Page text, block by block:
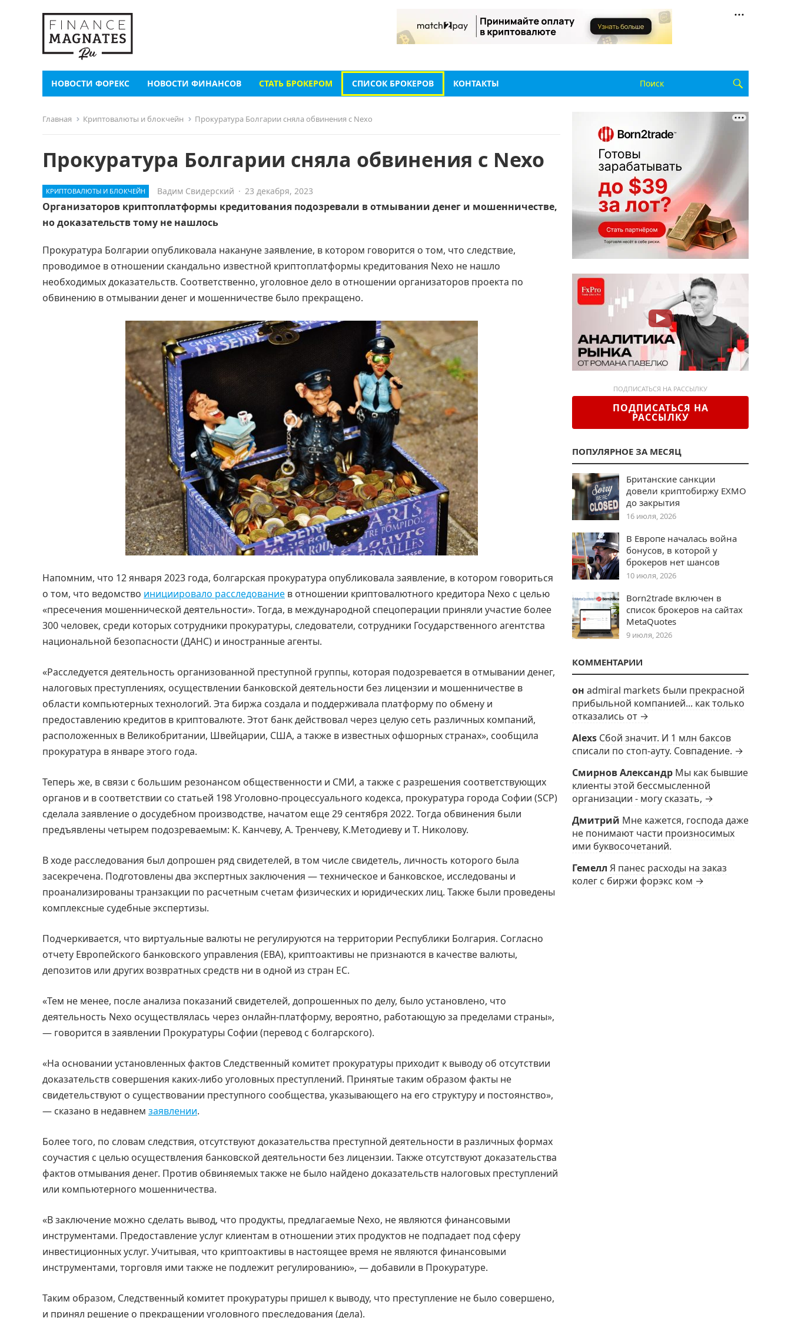
НОВОСТИ ФОРЕКС НОВОСТИ ФИНАНСОВ СТАТЬ БРОКЕРОМ СПИСОК БРОКЕРОВ КОНТАКТЫ
Главная Криптовалюты и блокчейн Прокуратура Болгарии сняла обвинения с Nexo
Прокуратура Болгарии сняла обвинения с Nexo
КРИПТОВАЛЮТЫ И БЛОКЧЕЙН Вадим Свидерский · 23 декабря, 2023
Организаторов криптоплатформы кредитования подозревали в отмывании денег и мошенничестве,
но доказательств тому не нашлось
Прокуратура Болгарии опубликовала накануне заявление, в котором говорится о том, что следствие,
проводимое в отношении скандально известной криптоплатформы кредитования Nexo не нашло
необходимых доказательств. Соответственно, уголовное дело в отношении организаторов проекта по
обвинению в отмывании денег и мошенничестве было прекращено.
Напомним, что 12 января 2023 года, болгарская прокуратура опубликовала заявление, в котором говориться
о том, что ведомство инициировало расследование в отношении криптовалютного кредитора Nexo с целью
«пресечения мошеннической деятельности». Тогда, в международной спецоперации приняли участие более
300 человек, среди которых сотрудники прокуратуры, следователи, сотрудники Государственного агентства
национальной безопасности (ДАНС) и иностранные агенты.
«Расследуется деятельность организованной преступной группы, которая подозревается в отмывании денег,
налоговых преступлениях, осуществлении банковской деятельности без лицензии и мошенничестве в
области компьютерных технологий. Эта биржа создала и поддерживала платформу по обмену и
предоставлению кредитов в криптовалюте. Этот банк действовал через целую сеть различных компаний,
расположенных в Великобритании, Швейцарии, США, а также в известных офшорных странах», сообщила
прокуратура в январе этого года.
Теперь же, в связи с большим резонансом общественности и СМИ, а также с разрешения соответствующих
органов и в соответствии со статьей 198 Уголовно-процессуального кодекса, прокуратура города Софии (SCP)
сделала заявление о досудебном производстве, начатом еще 29 сентября 2022. Тогда обвинения были
предъявлены четырем подозреваемым: К. Канчеву, А. Тренчеву, К.Методиеву и Т. Николову.
В ходе расследования был допрошен ряд свидетелей, в том числе свидетель, личность которого была
засекречена. Подготовлены два экспертных заключения — техническое и банковское, исследованы и
проанализированы транзакции по расчетным счетам физических и юридических лиц. Также были проведены
комплексные судебные экспертизы.
Подчеркивается, что виртуальные валюты не регулируются на территории Республики Болгария. Согласно
отчету Европейского банковского управления (EBA), криптоактивы не признаются в качестве валюты,
депозитов или других возвратных средств ни в одной из стран ЕС.
«Тем не менее, после анализа показаний свидетелей, допрошенных по делу, было установлено, что
деятельность Nexo осуществлялась через онлайн-платформу, вероятно, работающую за пределами страны»,
— говорится в заявлении Прокуратуры Софии (перевод с болгарского).
«На основании установленных фактов Следственный комитет прокуратуры приходит к выводу об отсутствии
доказательств совершения каких-либо уголовных преступлений. Принятые таким образом факты не
свидетельствуют о существовании преступного сообщества, указывающего на его структуру и постоянство»,
— сказано в недавнем заявлении.
Более того, по словам следствия, отсутствуют доказательства преступной деятельности в различных формах
соучастия с целью осуществления банковской деятельности без лицензии. Также отсутствуют доказательства
фактов отмывания денег. Против обвиняемых также не было найдено доказательств налоговых преступлений
или компьютерного мошенничества.
«В заключение можно сделать вывод, что продукты, предлагаемые Nexo, не являются финансовыми
инструментами. Предоставление услуг клиентам в отношении этих продуктов не подпадает под сферу
инвестиционных услуг. Учитывая, что криптоактивы в настоящее время не являются финансовыми
инструментами, торговля ими также не подлежит регулированию», — добавили в Прокуратуре.
Таким образом, Следственный комитет прокуратуры пришел к выводу, что преступление не было совершено,
и принял решение о прекращении уголовного преследования (дела).
ПОДПИСАТЬСЯ НА РАССЫЛКУ
ПОДПИСАТЬСЯ НА
РАССЫЛКУ
ПОПУЛЯРНОЕ ЗА МЕСЯЦ
Британские санкции
довели криптобиржу EXMO
до закрытия
16 июля, 2026
В Европе началась война
бонусов, в которой у
брокеров нет шансов
10 июля, 2026
Born2trade включен в
список брокеров на сайтах
MetaQuotes
9 июля, 2026
КОММЕНТАРИИ
он admiral markets были прекрасной
прибыльной компанией... как только
отказались от →
Alexs Сбой значит. И 1 млн баксов
списали по стоп-ауту. Совпадение. →
Смирнов Александр Мы как бывшие
клиенты этой бессмысленной
организации - могу сказать, →
Дмитрий Мне кажется, господа даже
не понимают части произносимых
ими буквосочетаний.
Гемелл Я панес расходы на заказ
колег с биржи форэкс ком →